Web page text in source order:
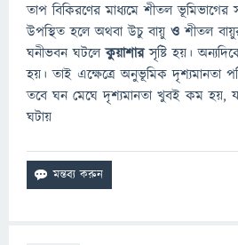
তাপ বিকিরণের মাধ্যমে শীতল ভূমিভাগের
উপস্থিত হলে অথবা উচু বায়ু ও শীতল
ঘনীভবন ঘটলেকুয়াশারসৃষ্টি হয়।
হয়। তাই এক্ষেত্রে অনুভূমিক দৃশ্যমানতা
তবে ঘন মেঘে দৃশ্যমানতা খুবই কম হয়, যা
ঘটায়